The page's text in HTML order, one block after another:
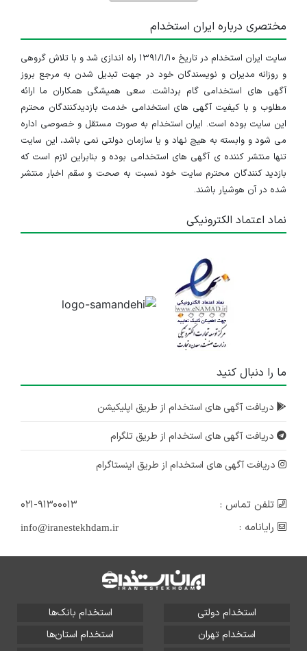
مختصری درباره ایران استخدام
سایت ایران استخدام در تاریخ ۱۳۹۱/۱/۱۰ راه اندازی شد و با تلاش گروهی
و روزانه مدیران و نویسندگان خود در جهت تبدیل شدن به مرجع بروز
آگهی های استخدامی گام برداشت. سعی همیشگی همکاران ما ارائه
مطلوب و با کیفیت آگهی های استخدامی خدمت بازدیدکنندگان محترم
این سایت بوده است. ایران استخدام به صورت مستقل و خصوصی اداره
می شود و وابسته به هیچ نهاد و یا سازمان دولتی نمی باشد، این سایت
تنها منتشر کننده ی آگهی های استخدامی بوده و بنابراین لازم است که
بازدید کنندگان محترم سایت خود نسبت به صحت و سقم اخبار منتشر
شده در آن هوشیار باشند.
نماد اعتماد الکترونیکی
ما را دنبال کنید
دریافت آگهی های استخدام از طریق اپلیکیشن
دریافت آگهی های استخدام از طریق تلگرام
دریافت آگهی های استخدام از طریق اینستاگرام
تلفن تماس :
۰۲۱-۹۱۳۰۰۰۱۳
رایانامه :
info@iranestekhdam.ir
استخدام دولتی
استخدام بانک‌ها
استخدام تهران
استخدام استان‌ها